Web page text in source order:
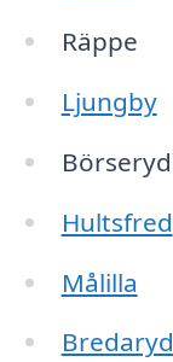
Räppe
Ljungby
Börseryd
Hultsfred
Målilla
Bredaryd